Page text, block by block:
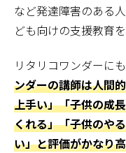
など発達障害のある
ども向けの支援教育
リタリコワンダーに
ンダーの講師は人間
上手い」「子供の成
くれる」「子供のや
い」と評価がかなり